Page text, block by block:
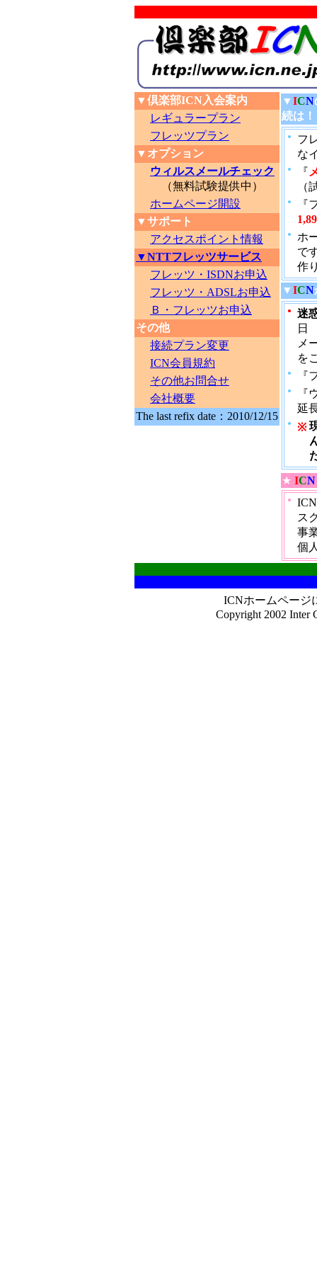
▼倶楽部ICN入会案内
レギュラープラン
フレッツプラン
▼オプション
ウィルスメールチェック
（無料試験提供中）
ホームページ開設
▼サポート
アクセスポイント情報
▼NTTフレッツサービス
フレッツ・ISDNお申込
フレッツ・ADSLお申込
Ｂ・フレッツお申込
その他
接続プラン変更
ICN会員規約
その他お問合せ
会社概要
The last refix date：2010/12/15
▼ICN
続は！
●
フ
な
● 『
（
●
『
●
ホ
で
作
▼ICN
●
迷
日
メ
を
● 『
●
『
延
● ※
★ ICN
●
ス
事
個
ICNホームページ
Copyright 2002 Inter